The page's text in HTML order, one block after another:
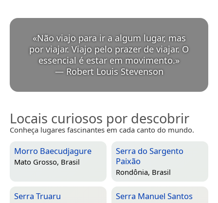
«Não viajo para ir a algum lugar, mas
por viajar. Viajo pelo prazer de viajar. O
essencial é estar em movimento.
— Robert Louis Stevenson
Locais curiosos por descobrir
Conheça lugares fascinantes em cada canto do mundo.
Morro Baecudjagure
Mato Grosso, Brasil
Serra do Sargento
Paixão
Rondônia, Brasil
Serra Truaru Serra Manuel Santos